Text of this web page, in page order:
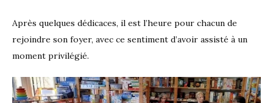
Après quelques dédicaces, il est l’heure pour chacun de
rejoindre son foyer, avec ce sentiment d’avoir assisté à un
moment privilégié.